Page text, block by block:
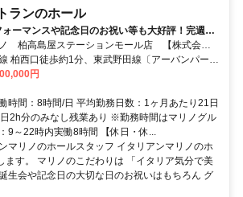
ランのホール
ーマンスや記念日のお祝い等も大好評！完週休
退職金等充実！
柏高島屋ステーションモール店 【株式会社
柏西口徒歩約1分、東武野田線〔アーバンパーク
約1分 ｢柏駅」スグ ※車通勤可（店舗による）
】敷地内禁煙 （喫煙所/勤務地により異なる）
円
時間：8時間/日 平均勤務日数：1ヶ月あたり21日
2h分のみなし残業あり ※勤務時間はマリノグル
9～22時内実働8時間 【休日・休...
マリノのホールスタッフ イタリアンマリノのホ
ます。 マリノのこだわりは 「イタリア気分で美
生会や記念日の大切な日のお祝いはもちろん グ